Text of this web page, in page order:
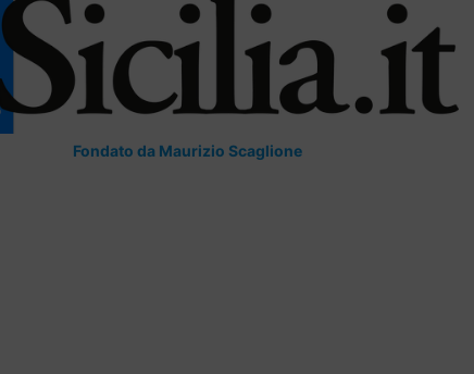
Fondato da Maurizio Scaglione